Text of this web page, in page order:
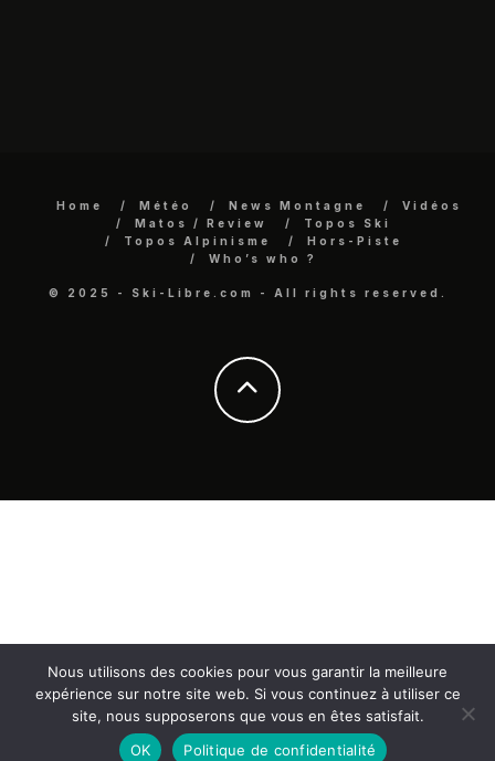
Home Météo News Montagne
Vidéos
Matos / Review
Topos Ski
Topos Alpinisme
Hors-Piste
Who’s who ?
© 2025 - Ski-Libre.com - All rights reserved.
Nous utilisons des cookies pour vous garantir la meilleure
expérience sur notre site web. Si vous continuez à utiliser ce
site, nous supposerons que vous en êtes satisfait.
OK
Politique de confidentialité